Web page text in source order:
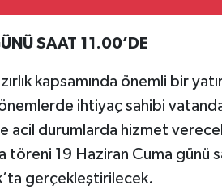
SAAT 11.00’DE
kapsamında önemli bir
ihtiyaç sahibi
acil durumlarda hizmet
töreni 19 Haziran Cuma günü
gerçekleştirilecek.